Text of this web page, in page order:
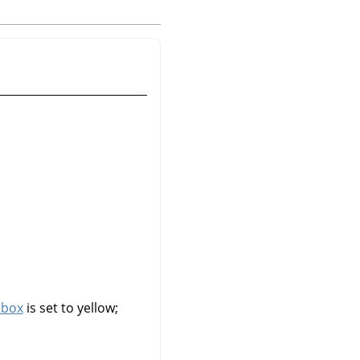
is set to yellow;